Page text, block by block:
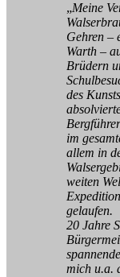
„Meine
Gehren –
Warth –
Brüdern
des
im
allem in
weiten
gelaufen.
20 Jahre
mich u.a.